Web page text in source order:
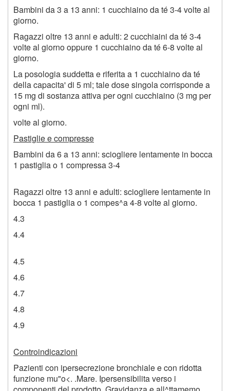
Bambini da 3 a 13 anni: 1 cucchiaino da té 3-4 volte al
giorno.
Ragazzi oltre 13 anni e adulti: 2 cucchiaini da té 3-4
volte al giorno oppure 1 cucchiaino da té 6-8 volte al
giorno.
La posologia suddetta e riferita a 1 cucchiaino da té
della capacita' di 5 ml; tale dose singola corrisponde a
15 mg di sostanza attiva per ogni cucchiaino (3 mg per
ogni ml).
volte al giorno.
Pastiglie e compresse
Bambini da 6 a 13 anni: sciogliere lentamente in bocca
1 pastiglia o 1 compressa 3-4
Ragazzi oltre 13 anni e adulti: sciogliere lentamente in
bocca 1 pastiglia o 1 compes^a 4-8 volte al giorno.
4.3
4.4
4.5
4.6
4.7
4.8
4.9
Controindicazioni
Pazienti con ipersecrezione bronchiale e con ridotta
funzione mu"o<. .Mare. Ipersensibilita verso i